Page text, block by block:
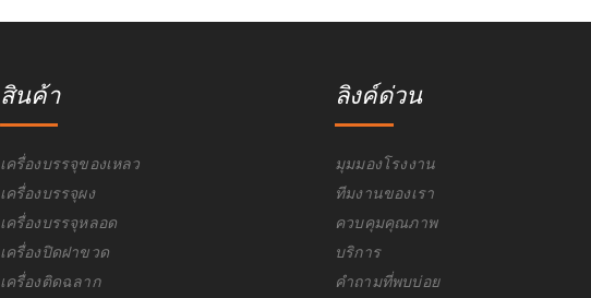
สินค้า
เครื่องบรรจุของเหลว
เครื่องบรรจุผง
เครื่องบรรจุหลอด
เครื่องปิดฝาขวด
เครื่องติดฉลาก
ลิงค์ด่วน
มุมมองโรงงาน
ทีมงานของเรา
ควบคุมคุณภาพ
บริการ
คำถามที่พบบ่อย